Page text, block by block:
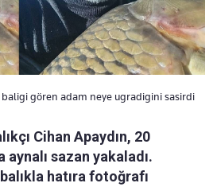
gören adam neye ugradigini sasirdi
Cihan Apaydın, 20
aynalı sazan yakaladı.
hatıra fotoğrafı